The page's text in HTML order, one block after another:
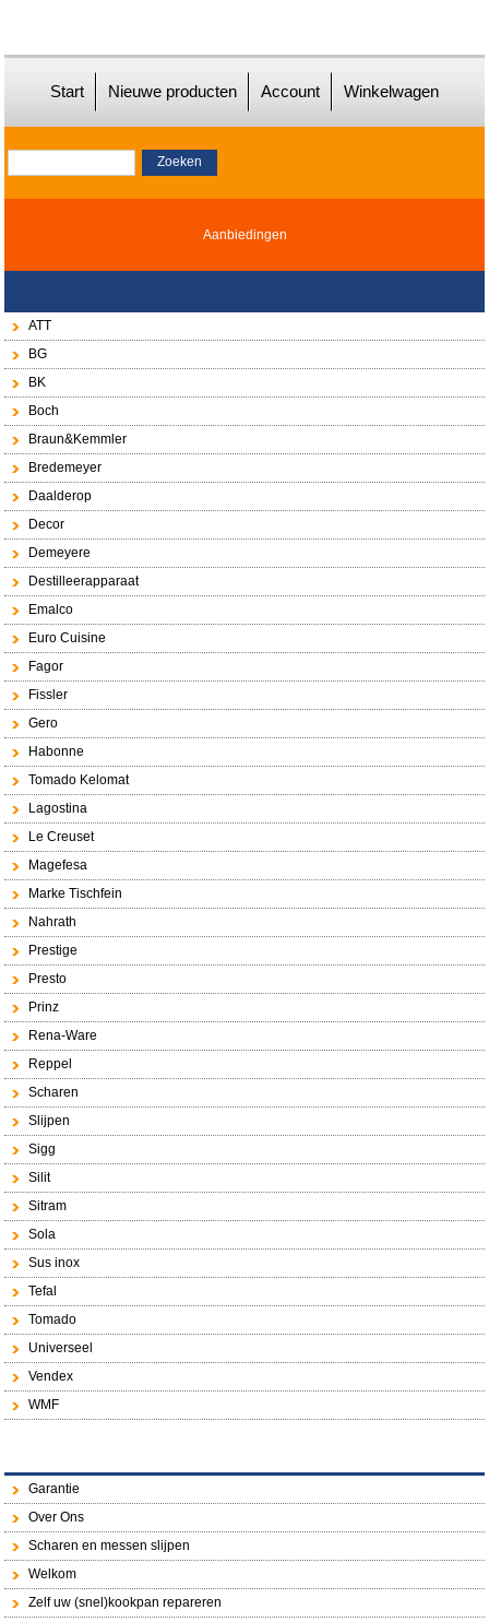
Start Nieuwe producten Account Winkelwagen
Aanbiedingen
ATT
BG
BK
Boch
Braun&Kemmler
Bredemeyer
Daalderop
Decor
Demeyere
Destilleerapparaat
Emalco
Euro Cuisine
Fagor
Fissler
Gero
Habonne
Tomado Kelomat
Lagostina
Le Creuset
Magefesa
Marke Tischfein
Nahrath
Prestige
Presto
Prinz
Rena-Ware
Reppel
Scharen
Slijpen
Sigg
Silit
Sitram
Sola
Sus inox
Tefal
Tomado
Universeel
Vendex
WMF
Garantie
Over Ons
Scharen en messen slijpen
Welkom
Zelf uw (snel)kookpan repareren